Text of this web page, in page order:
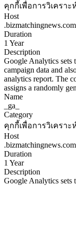
คุกกี้เพื่อการวิเคราะ
Host
.bizmatchingnews.com
Duration
1 Year
Description
Google Analytics sets
campaign data and
analytics report. The
assigns a randomly
Name
_ga_
Category
คุกกี้เพื่อการวิเคราะ
Host
.bizmatchingnews.com
Duration
1 Year
Description
Google Analytics sets